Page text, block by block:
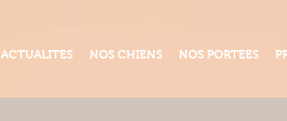
ACTUALITES NOS CHIENS NOS PORTEES